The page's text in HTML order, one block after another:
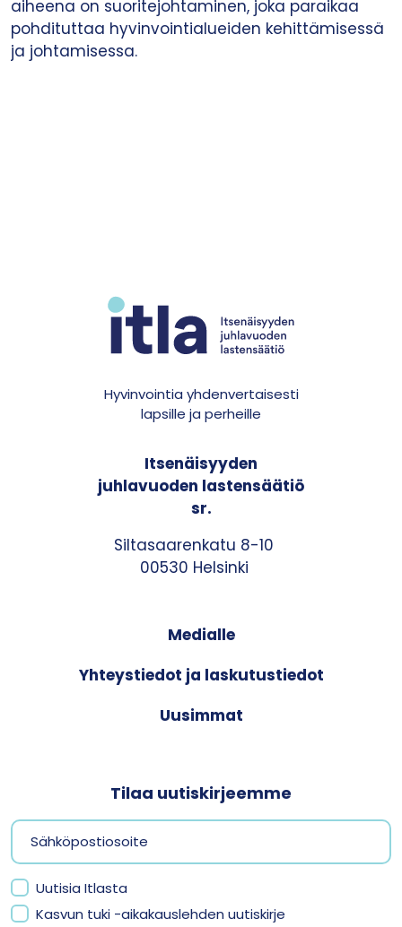
aiheena on suoritejohtaminen, joka paraikaa
pohdituttaa hyvinvointialueiden kehittämisessä
ja johtamisessa.
Hyvinvointia yhdenvertaisesti
lapsille ja perheille
Itsenäisyyden
juhlavuoden lastensäätiö
sr.
Siltasaarenkatu 8-10
00530 Helsinki
Medialle
Yhteystiedot ja laskutustiedot
Uusimmat
Tilaa uutiskirjeemme
Uutisia Itlasta
Kasvun tuki -aikakauslehden uutiskirje